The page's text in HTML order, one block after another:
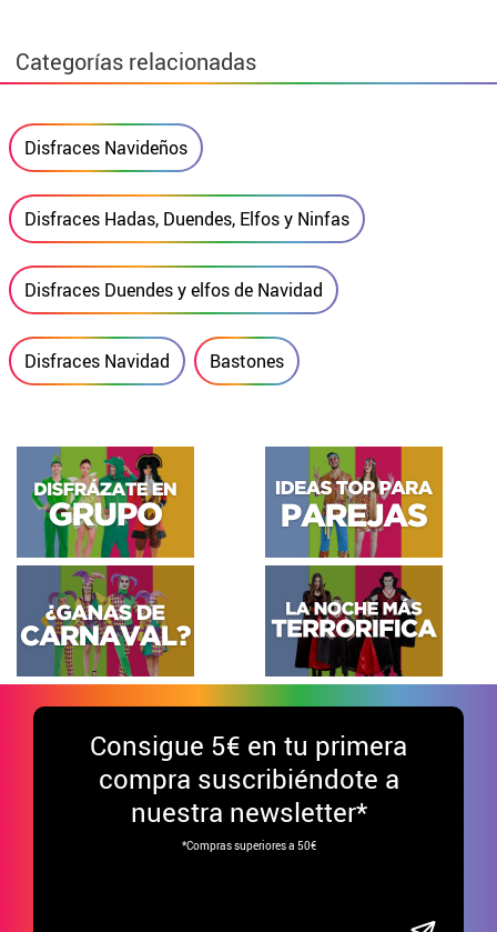
Categorías relacionadas
Disfraces Navideños
Disfraces Hadas, Duendes, Elfos y Ninfas
Disfraces Duendes y elfos de Navidad
Disfraces Navidad Bastones
Consigue 5€ en tu primera
compra suscribiéndote a
nuestra newsletter*
*Compras superiores a 50€